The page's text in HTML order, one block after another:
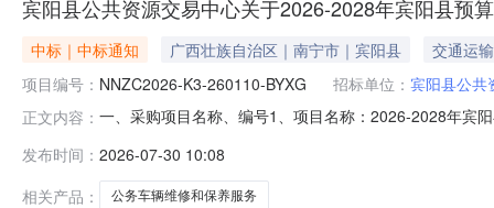
宾阳县公共资源交易中心关于2026-2028年宾阳县预
中标｜中标通知 广西壮族自治区｜南宁市｜宾阳县
交通运输
项目编号： NNZC2026-K3-260110-BYXG 招标单位： 宾阳县公共
正文内容： 一、采购项目名称、编号1、项目名称：2026-2028年宾
结果：入围结果信息附件2、废标结果：序号标项名称废
48
发布时间： 2026-07-30 10:08
相关产品：
公务车辆维修和保养服务